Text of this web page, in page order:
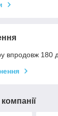
впродовж 180